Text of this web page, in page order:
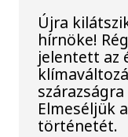
Újra
hírnöke!
jelentett az
Elmeséljük
történetét.